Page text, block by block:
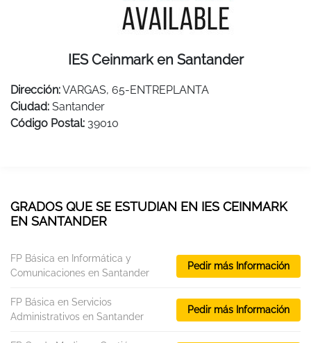
IES Ceinmark en Santander
Dirección:VARGAS, 65-ENTREPLANTA
Ciudad: Santander
Código Postal: 39010
GRADOS QUE SE ESTUDIAN EN IES CEINMARK
EN SANTANDER
FP Básica en Informática y
Comunicaciones en Santander
Pedir más Información
FP Básica en Servicios
Administrativos en Santander
Pedir más Información